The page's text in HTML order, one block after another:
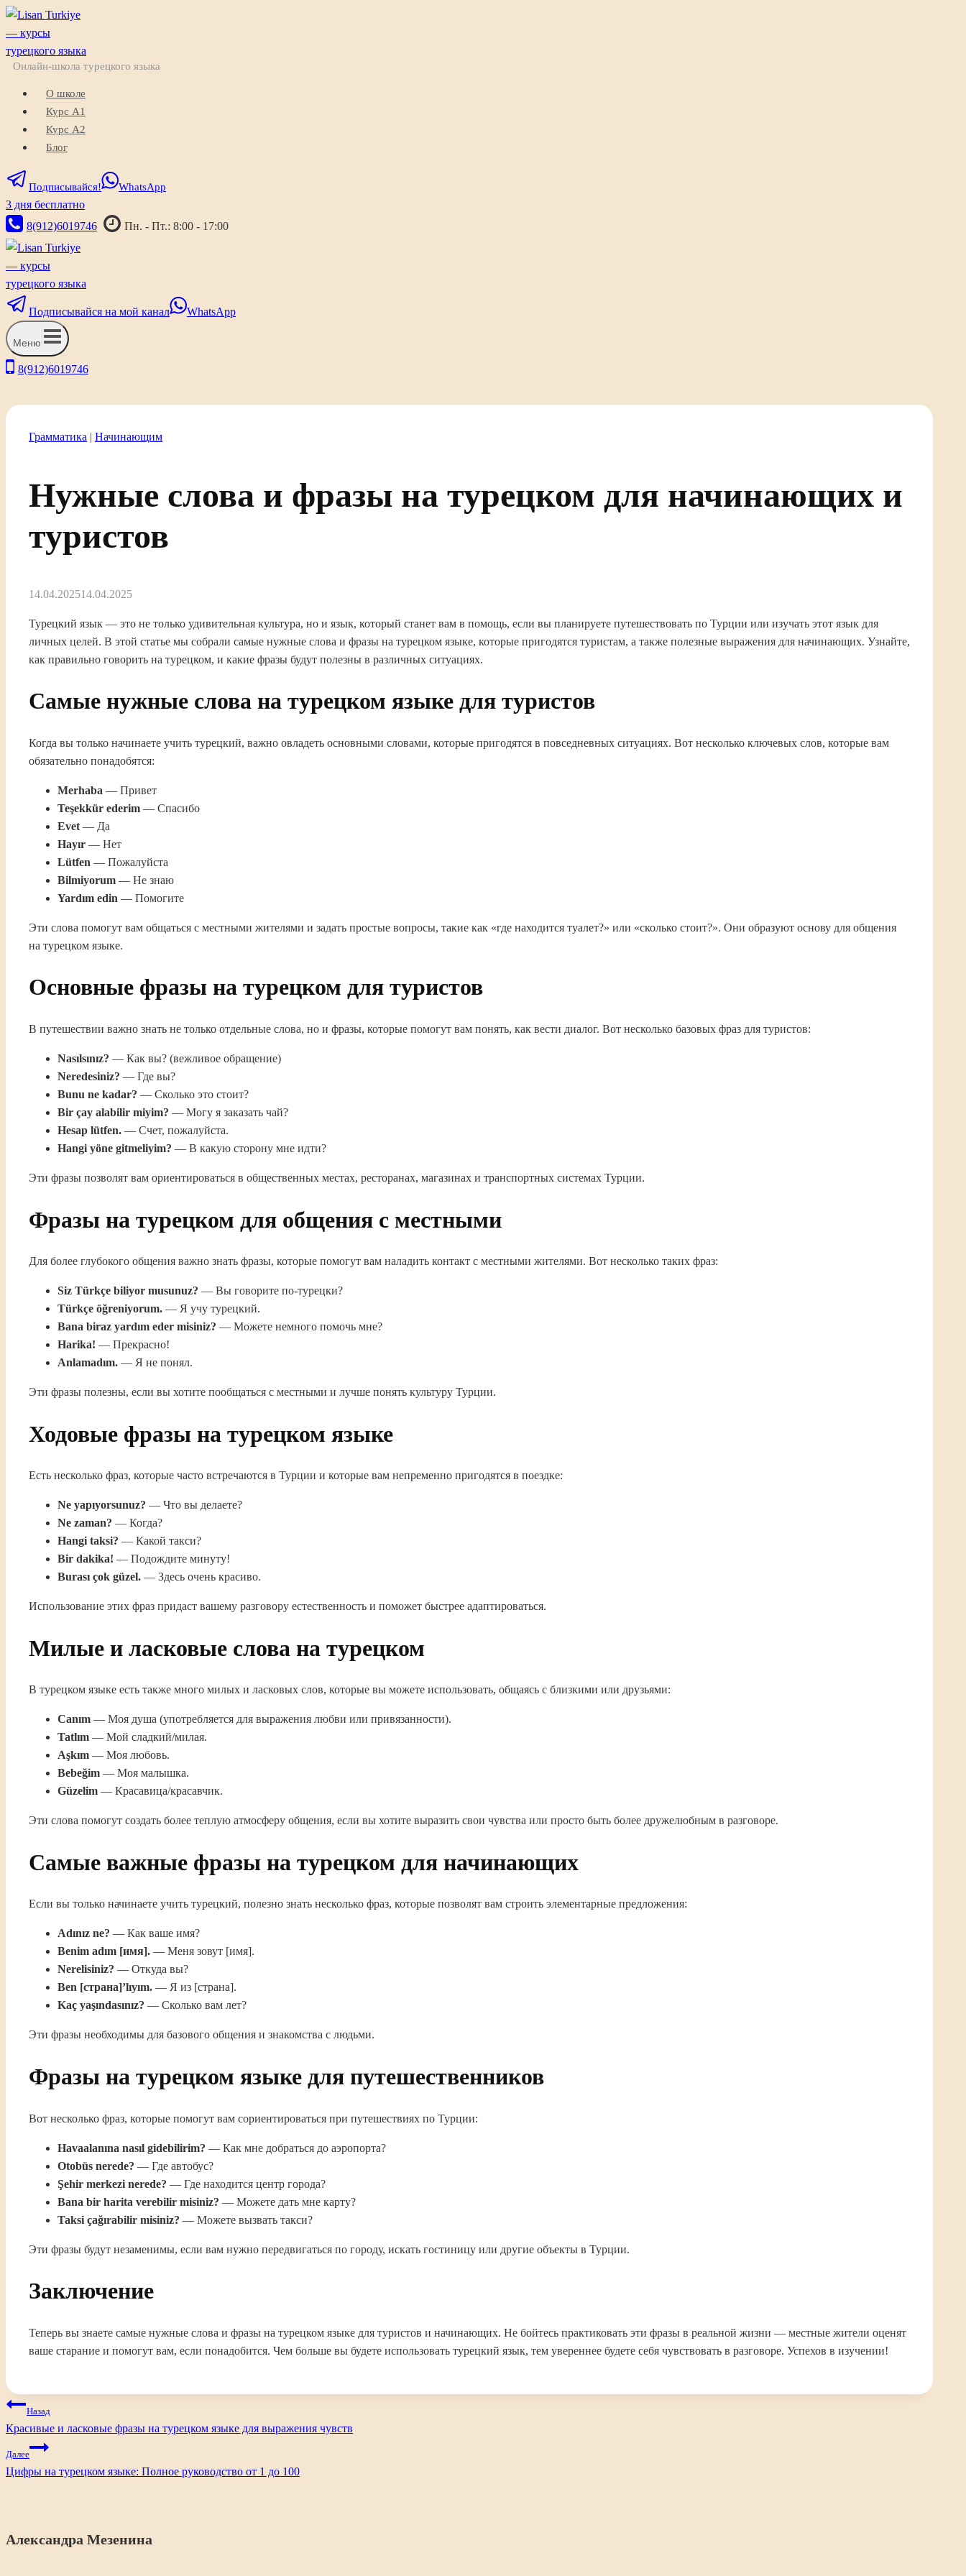
Перейти
к
содержимому
Онлайн-школа турецкого языка
О школе
Курс A1
Курс A2
Блог
Подписывайся! WhatsApp
3 дня бесплатно
8(912)6019746
Пн. - Пт.: 8:00 - 17:00
Подписывайся на мой канал WhatsApp
Меню
8(912)6019746
Грамматика | Начинающим
Нужные слова и фразы на турецком для начинающих и
туристов
14.04.202514.04.2025
Турецкий язык — это не только удивительная культура, но и язык, который станет вам в помощь, если вы планируете путешествовать по Турции или изучать этот язык для
личных целей. В этой статье мы собрали самые нужные слова и фразы на турецком языке, которые пригодятся туристам, а также полезные выражения для начинающих. Узнайте,
как правильно говорить на турецком, и какие фразы будут полезны в различных ситуациях.
Самые нужные слова на турецком языке для туристов
Когда вы только начинаете учить турецкий, важно овладеть основными словами, которые пригодятся в повседневных ситуациях. Вот несколько ключевых слов, которые вам
обязательно понадобятся:
Merhaba — Привет
Teşekkür ederim — Спасибо
Evet — Да
Hayır — Нет
Lütfen — Пожалуйста
Bilmiyorum — Не знаю
Yardım edin — Помогите
Эти слова помогут вам общаться с местными жителями и задать простые вопросы, такие как «где находится туалет?» или «сколько стоит?». Они образуют основу для общения
на турецком языке.
Основные фразы на турецком для туристов
В путешествии важно знать не только отдельные слова, но и фразы, которые помогут вам понять, как вести диалог. Вот несколько базовых фраз для туристов:
Nasılsınız? — Как вы? (вежливое обращение)
Neredesiniz? — Где вы?
Bunu ne kadar? — Сколько это стоит?
Bir çay alabilir miyim? — Могу я заказать чай?
Hesap lütfen. — Счет, пожалуйста.
Hangi yöne gitmeliyim? — В какую сторону мне идти?
Эти фразы позволят вам ориентироваться в общественных местах, ресторанах, магазинах и транспортных системах Турции.
Фразы на турецком для общения с местными
Для более глубокого общения важно знать фразы, которые помогут вам наладить контакт с местными жителями. Вот несколько таких фраз:
Siz Türkçe biliyor musunuz? — Вы говорите по-турецки?
Türkçe öğreniyorum. — Я учу турецкий.
Bana biraz yardım eder misiniz? — Можете немного помочь мне?
Harika! — Прекрасно!
Anlamadım. — Я не понял.
Эти фразы полезны, если вы хотите пообщаться с местными и лучше понять культуру Турции.
Ходовые фразы на турецком языке
Есть несколько фраз, которые часто встречаются в Турции и которые вам непременно пригодятся в поездке:
Ne yapıyorsunuz? — Что вы делаете?
Ne zaman? — Когда?
Hangi taksi? — Какой такси?
Bir dakika! — Подождите минуту!
Burası çok güzel. — Здесь очень красиво.
Использование этих фраз придаст вашему разговору естественность и поможет быстрее адаптироваться.
Милые и ласковые слова на турецком
В турецком языке есть также много милых и ласковых слов, которые вы можете использовать, общаясь с близкими или друзьями:
Canım — Моя душа (употребляется для выражения любви или привязанности).
Tatlım — Мой сладкий/милая.
Aşkım — Моя любовь.
Bebeğim — Моя малышка.
Güzelim — Красавица/красавчик.
Эти слова помогут создать более теплую атмосферу общения, если вы хотите выразить свои чувства или просто быть более дружелюбным в разговоре.
Самые важные фразы на турецком для начинающих
Если вы только начинаете учить турецкий, полезно знать несколько фраз, которые позволят вам строить элементарные предложения:
Adınız ne? — Как ваше имя?
Benim adım [имя]. — Меня зовут [имя].
Nerelisiniz? — Откуда вы?
Ben [страна]’lıyım. — Я из [страна].
Kaç yaşındasınız? — Сколько вам лет?
Эти фразы необходимы для базового общения и знакомства с людьми.
Фразы на турецком языке для путешественников
Вот несколько фраз, которые помогут вам сориентироваться при путешествиях по Турции:
Havaalanına nasıl gidebilirim? — Как мне добраться до аэропорта?
Otobüs nerede? — Где автобус?
Şehir merkezi nerede? — Где находится центр города?
Bana bir harita verebilir misiniz? — Можете дать мне карту?
Taksi çağırabilir misiniz? — Можете вызвать такси?
Эти фразы будут незаменимы, если вам нужно передвигаться по городу, искать гостиницу или другие объекты в Турции.
Заключение
Теперь вы знаете самые нужные слова и фразы на турецком языке для туристов и начинающих. Не бойтесь практиковать эти фразы в реальной жизни — местные жители оценят
ваше старание и помогут вам, если понадобится. Чем больше вы будете использовать турецкий язык, тем увереннее будете себя чувствовать в разговоре. Успехов в изучении!
Навигация
по
записям
Назад
Красивые и ласковые фразы на турецком языке для выражения чувств
Далее
Цифры на турецком языке: Полное руководство от 1 до 100
Александра Мезенина